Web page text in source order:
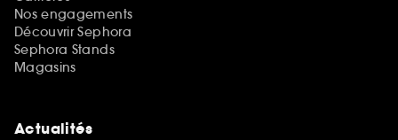
Nos engagements
Découvrir Sephora
Sephora Stands
Magasins
Actualités